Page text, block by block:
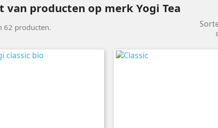
van producten op merk Yogi Tea
62 producten.